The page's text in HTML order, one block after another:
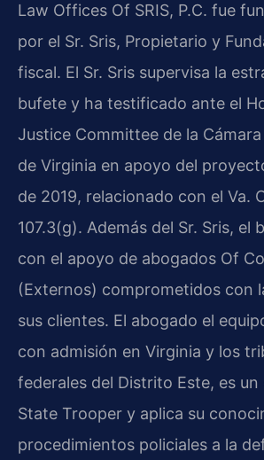
Law Offices Of SRIS, P.C. fue
por el Sr. Sris, Propietario y
fiscal. El Sr. Sris supervisa la
bufete y ha testificado ante el
Justice Committee de la
de Virginia en apoyo del
de 2019, relacionado con el Va.
107.3(g). Además del Sr. Sris, el
con el apoyo de abogados Of
(Externos) comprometidos con
sus clientes. El abogado el
con admisión en Virginia y los
federales del Distrito Este, es un
State Trooper y aplica su
procedimientos policiales a la